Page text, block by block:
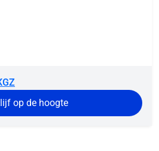
op de hoogte